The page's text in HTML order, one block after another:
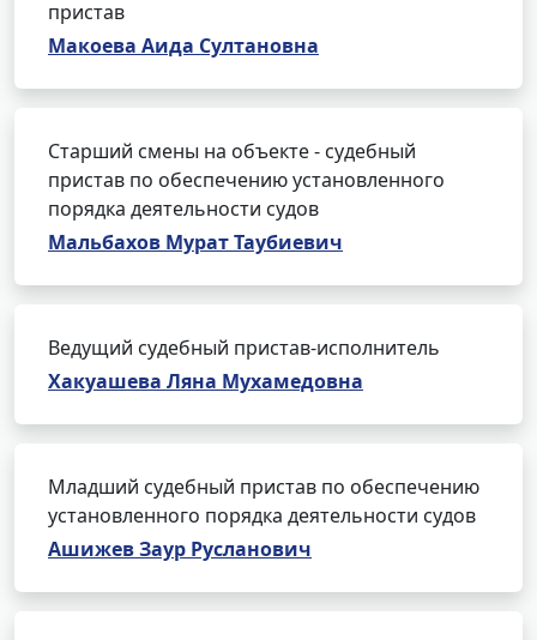
пристав
Макоева Аида Султановна
Старший смены на объекте - судебный
пристав по обеспечению установленного
порядка деятельности судов
Мальбахов Мурат Таубиевич
Ведущий судебный пристав-исполнитель
Хакуашева Ляна Мухамедовна
Младший судебный пристав по обеспечению
установленного порядка деятельности судов
Ашижев Заур Русланович